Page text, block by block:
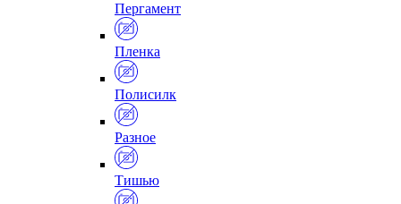
Пергамент
Пленка
Полисилк
Разное
Тишью